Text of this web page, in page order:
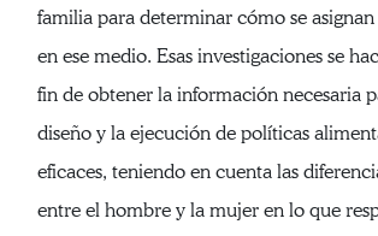
familia para determinar cómo se asignan
en ese medio. Esas investigaciones se
fin de obtener la información necesaria
diseño y la ejecución de políticas
eficaces, teniendo en cuenta las
entre el hombre y la mujer en lo que